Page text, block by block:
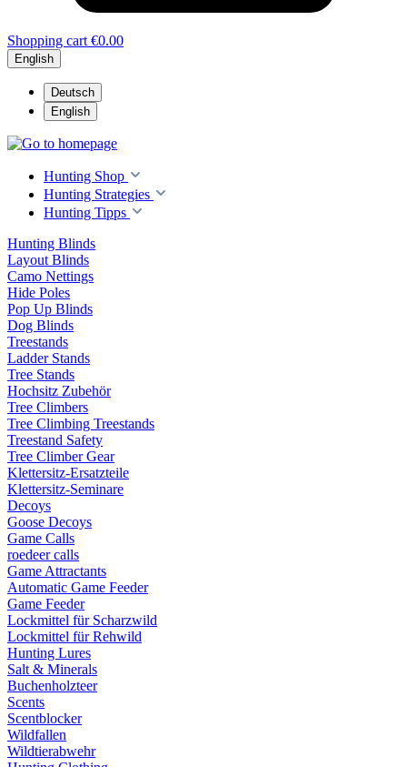
Shopping cart €0.00
English
Deutsch
English
Hunting Shop
Hunting Strategies
Hunting Tipps
Hunting Blinds
Layout Blinds
Camo Nettings
Hide Poles
Pop Up Blinds
Dog Blinds
Treestands
Ladder Stands
Tree Stands
Hochsitz Zubehör
Tree Climbers
Tree Climbing Treestands
Treestand Safety
Tree Climber Gear
Klettersitz-Ersatzteile
Klettersitz-Seminare
Decoys
Goose Decoys
Game Calls
roedeer calls
Game Attractants
Automatic Game Feeder
Game Feeder
Lockmittel für Scharzwild
Lockmittel für Rehwild
Hunting Lures
Salt & Minerals
Buchenholzteer
Scents
Scentblocker
Wildfallen
Wildtierabwehr